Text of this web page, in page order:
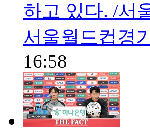
하고 있다. /서
서울월드컵경
16:58